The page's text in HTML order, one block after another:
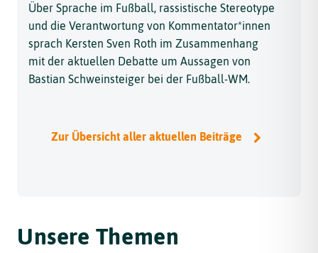
Über Sprache im Fußball, rassistische Stereotype
und die Verantwortung von Kommentator*innen
sprach Kersten Sven Roth im Zusammenhang
mit der aktuellen Debatte um Aussagen von
Bastian Schweinsteiger bei der Fußball-WM.
Zur Übersicht aller aktuellen Beiträge
Unsere Themen